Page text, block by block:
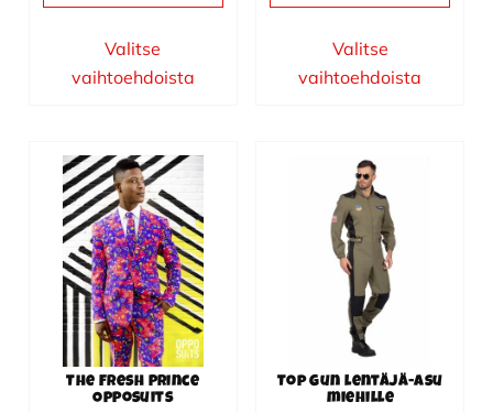
Valitse
vaihtoehdoista
Valitse
vaihtoehdoista
The Fresh Prince
Opposuits
Tällä
tuotteella
useampi
muunnelma.
Voit
tehdä
valinnat
tuotteen
Top Gun lentäjä-asu
miehille
tuotteella
useampi
muunnelma.
valinnat
tuotteen